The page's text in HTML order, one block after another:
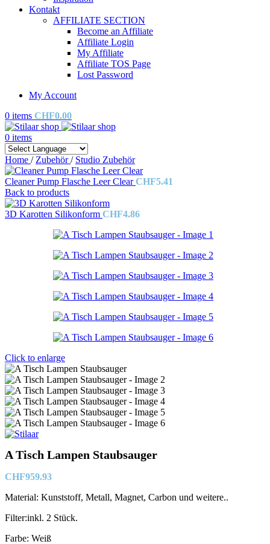
Kontakt
AFFILIATE SECTION
Become an Affiliate
Affiliate Login
My Affiliate
Affiliate TOS Page
Lost Password
My Account
0 items CHF0.00
0 items
Home / Zubehör/ Studio Zubehör
Cleaner Pump Flasche Leer ClearCHF5.41
Back to products
3D Karotten Silikonform CHF4.86
Click to enlarge
A Tisch Lampen Staubsauger
CHF959.93
Material: Kunststoff, Metall, Magnet, Carbon und weitere..
Filter:inkl. 2 Stück.
Farbe: Weiß